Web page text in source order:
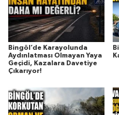
Bingöl’de Karayolunda
Aydınlatması Olmayan Yaya
Geçidi, Kazalara Davetiye
Çıkarıyor!